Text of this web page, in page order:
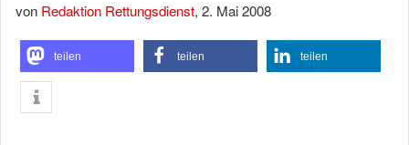
von Redaktion Rettungsdienst, 2. Mai 2008
teilen teilen teilen